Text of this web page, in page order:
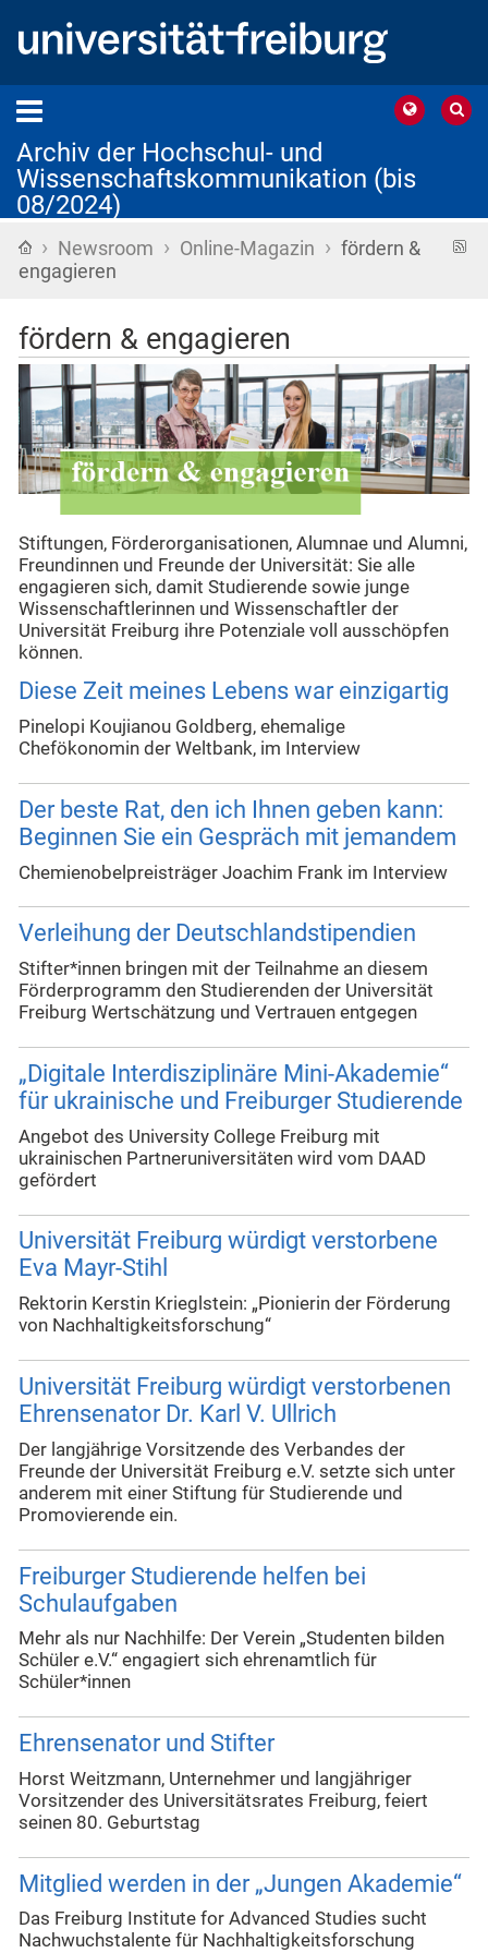
Archiv der Hochschul- und
Wissenschaftskommunikation (bis
08/2024)
Startseite
› Newsroom › Online-Magazin › fördern &
engagieren
fördern & engagieren
Stiftungen, Förderorganisationen, Alumnae und Alumni,
Freundinnen und Freunde der Universität: Sie alle
engagieren sich, damit Studierende sowie junge
Wissenschaftlerinnen und Wissenschaftler der
Universität Freiburg ihre Potenziale voll ausschöpfen
können.
Diese Zeit meines Lebens war einzigartig
Pinelopi Koujianou Goldberg, ehemalige
Chefökonomin der Weltbank, im Interview
Der beste Rat, den ich Ihnen geben kann:
Beginnen Sie ein Gespräch mit jemandem
Chemienobelpreisträger Joachim Frank im Interview
Verleihung der Deutschlandstipendien
Stifter*innen bringen mit der Teilnahme an diesem
Förderprogramm den Studierenden der Universität
Freiburg Wertschätzung und Vertrauen entgegen
„Digitale Interdisziplinäre Mini-Akademie“
für ukrainische und Freiburger Studierende
Angebot des University College Freiburg mit
ukrainischen Partneruniversitäten wird vom DAAD
gefördert
Universität Freiburg würdigt verstorbene
Eva Mayr-Stihl
Rektorin Kerstin Krieglstein: „Pionierin der Förderung
von Nachhaltigkeitsforschung“
Universität Freiburg würdigt verstorbenen
Ehrensenator Dr. Karl V. Ullrich
Der langjährige Vorsitzende des Verbandes der
Freunde der Universität Freiburg e.V. setzte sich unter
anderem mit einer Stiftung für Studierende und
Promovierende ein.
Freiburger Studierende helfen bei
Schulaufgaben
Mehr als nur Nachhilfe: Der Verein „Studenten bilden
Schüler e.V.“ engagiert sich ehrenamtlich für
Schüler*innen
Ehrensenator und Stifter
Horst Weitzmann, Unternehmer und langjähriger
Vorsitzender des Universitätsrates Freiburg, feiert
seinen 80. Geburtstag
Mitglied werden in der „Jungen Akademie“
Das Freiburg Institute for Advanced Studies sucht
Nachwuchstalente für Nachhaltigkeitsforschung